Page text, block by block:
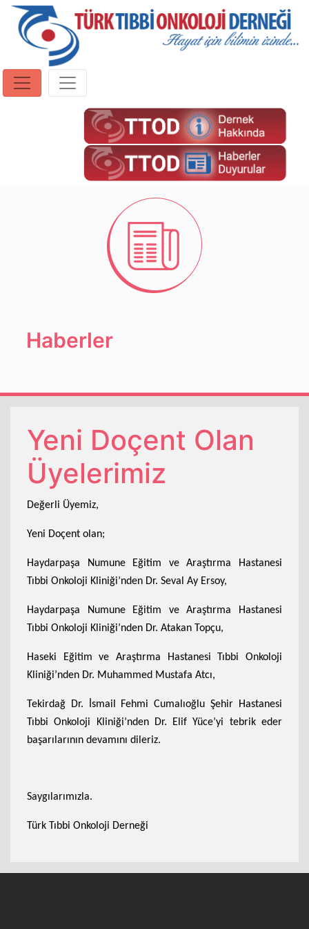
Haberler
Yeni Doçent Olan
Üyelerimiz
Değerli Üyemiz,
Yeni Doçent olan;
Haydarpaşa Numune Eğitim ve Araştırma Hastanesi
Tıbbi Onkoloji Kliniği’nden Dr. Seval Ay Ersoy,
Haydarpaşa Numune Eğitim ve Araştırma Hastanesi
Tıbbi Onkoloji Kliniği’nden Dr. Atakan Topçu,
Haseki Eğitim ve Araştırma Hastanesi Tıbbi Onkoloji
Kliniği’nden Dr. Muhammed Mustafa Atcı,
Tekirdağ Dr. İsmail Fehmi Cumalıoğlu Şehir Hastanesi
Tıbbi Onkoloji Kliniği’nden Dr. Elif Yüce’yi tebrik eder
başarılarının devamını dileriz.
Saygılarımızla.
Türk Tıbbi Onkoloji Derneği